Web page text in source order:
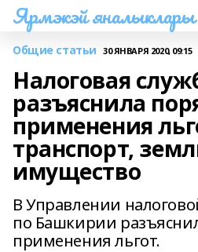
Ярмэкэй яналыклары
Общие статьи 30 ЯНВАРЯ 2020, 09:15
Налоговая
разъяснила
применения
транспорт,
имущество
В Управлении
по Башкирии
применения льгот.